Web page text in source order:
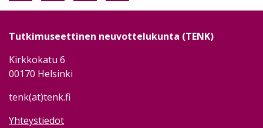
Tutkimuseettinen neuvottelukunta (TENK)
Kirkkokatu 6
00170 Helsinki
tenk(at)tenk.fi
Yhteystiedot